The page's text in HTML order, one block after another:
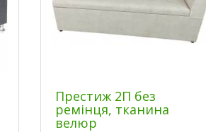
Престиж 2П без
ремінця, тканина
велюр